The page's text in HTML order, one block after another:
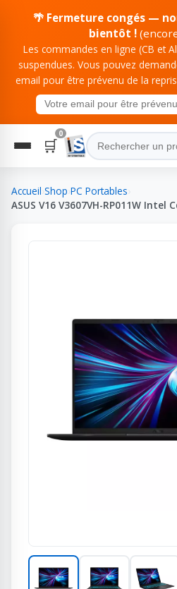
🌴 Fermeture congés —
bientôt !
Les commandes en ligne (CB et
suspendues. Vous pouvez
email pour être prévenu de la
🛒
0
Accueil Shop PC Portables
ASUS V16 V3607VH-RP011W Intel